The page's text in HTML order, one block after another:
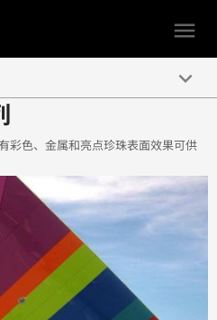
menu
彩色、金属和亮点珍珠表面效果可供
keyboard_arrow_down